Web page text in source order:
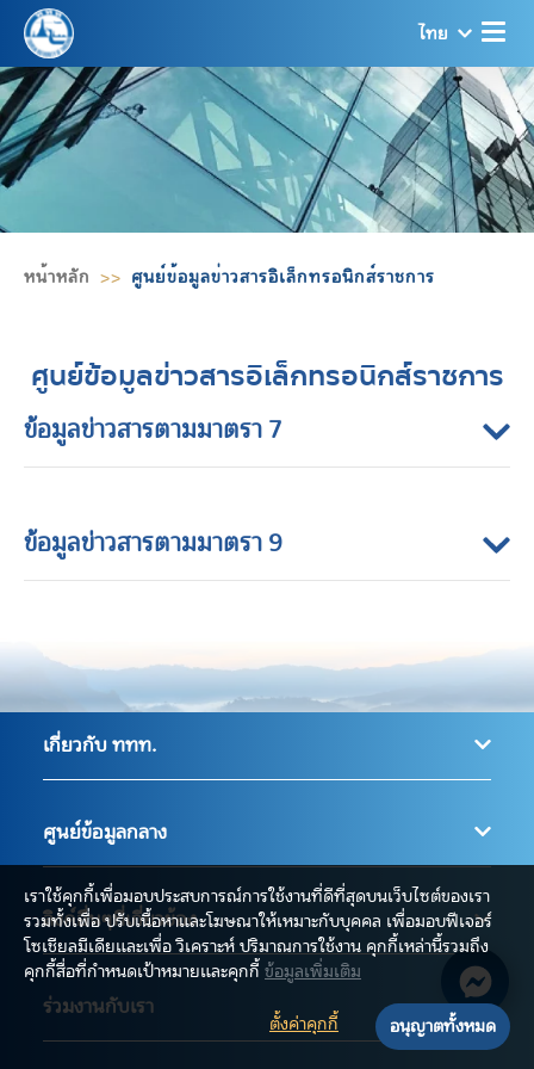
ไทย
หน้าหลัก ศูนย์ข้อมูลข่าวสารอิเล็กทรอนิกส์ราชการ
ศูนย์ข้อมูลข่าวสารอิเล็กทรอนิกส์ราชการ
ข้อมูลข่าวสารตามมาตรา 7
ข้อมูลข่าวสารตามมาตรา 9
เกี่ยวกับ ททท.
ศูนย์ข้อมูลกลาง
ลิงค์อื่นๆที่เกี่ยวข้อง
ร่วมงานกับเรา
เราใช้คุกกี้เพื่อมอบประสบการณ์การใช้งานที่ดีที่สุดบนเว็บไซต์ของเรา
รวมทั้งเพื่อ ปรับเนื้อหาและโฆษณาให้เหมาะกับบุคคล เพื่อมอบฟีเจอร์
โซเชียลมีเดียและเพื่อ วิเคราะห์ ปริมาณการใช้งาน คุกกี้เหล่านี้รวมถึง
คุกกี้สื่อที่กำหนดเป้าหมายและคุกกี้ ข้อมูลเพิ่มเติม
ตั้งค่าคุกกี้
อนุญาตทั้งหมด